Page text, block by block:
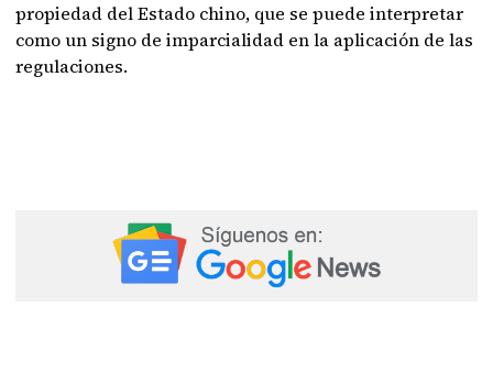
propiedad del Estado chino, que se puede interpretar
como un signo de imparcialidad en la aplicación de las
regulaciones.